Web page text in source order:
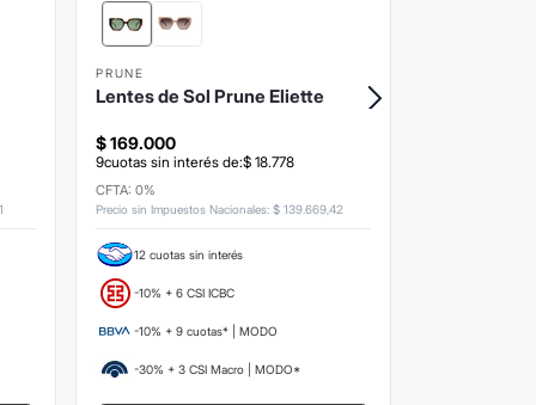
PRUNE
Lentes de Sol Prune Eliette
$169.000
9cuotas sin interés de:$ 18.778
CFTA: 0%
Precio sin Impuestos Nacionales:$ 139.669,42
12 cuotas sin interés
-10% + 6 CSI ICBC
-10% + 9 cuotas* | MODO
-30% + 3 CSI Macro | MODO*